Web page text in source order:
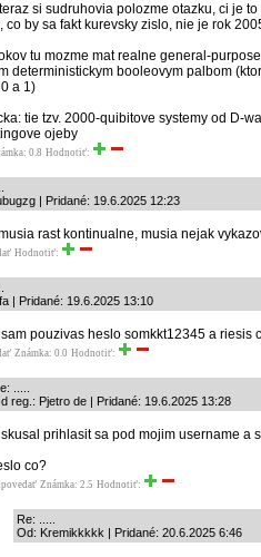
si sudruhovia polozme otazku, ci je
co by sa fakt kurevsky zislo, nie je rok
tu mozme mat realne general-
deterministickym booleovym palbom
a 1)
tie tzv. 2000-quibitove systemy od D-
ojeby
0.8 Hodnotiť:
| Pridané: 19.6.2025 12:23
rast kontinualne, musia nejak
Hodnotiť:
| Pridané: 19.6.2025 13:10
sam pouzivas heslo somkkt12345 a riesis
Známka: 0.0 Hodnotiť:
.....
reg.: Pjetro de | Pridané: 19.6.2025 13:28
prihlasit sa pod mojim username a
co?
Známka: 2.5 Hodnotiť:
Re: .....
Od: Kremikkkkk | Pridané: 20.6.2025 6:46